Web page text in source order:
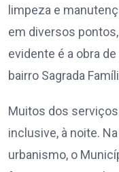
limpeza e
em diversos
evidente é a obra
bairro Sagrada
Muitos dos
inclusive, à noite.
urbanismo, o